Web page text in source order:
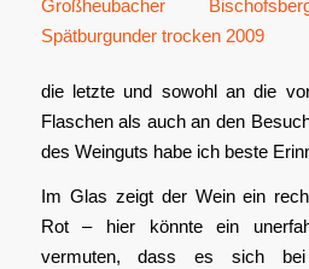
die letzte und sowohl an die
Flaschen als auch an den
des Weinguts habe ich beste
Im Glas zeigt der Wein ein
Rot – hier könnte ein
vermuten, dass es sich